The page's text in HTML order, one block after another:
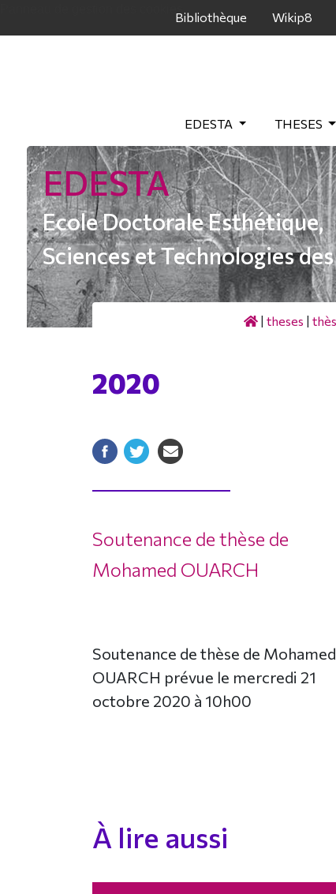
Bibliothèque Wikip8
EDESTA THESES
EDESTA
Ecole Doctorale Esthétique,
Sciences et Technologies
| theses |
2020
Soutenance de thèse de
Mohamed OUARCH
Soutenance de thèse de Mohamed
OUARCH prévue le mercredi 21
octobre 2020 à 10h00
À lire aussi